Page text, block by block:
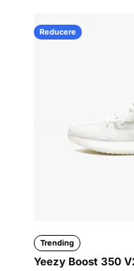
Reducere
Trending
Yeezy Boost 350